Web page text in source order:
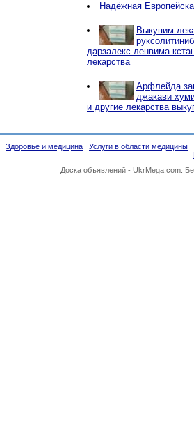
Надёжная
Выкупим
дарзалекс ленвима
лекарства
Арфлейда
джакави
и другие лекарства
Здоровье и медицина
Услуги в области медицины
Доска объявлений - UkrMega.com.